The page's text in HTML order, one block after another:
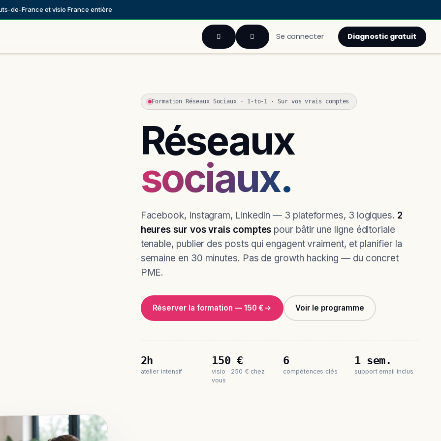
de-France et visio France entière
Se connecter Diagnostic gratuit
Formation Réseaux Sociaux · 1-to-1 · Sur vos vrais comptes
Réseaux
sociaux.
Facebook, Instagram, LinkedIn — 3 plateformes, 3 logiques. 2
heures sur vos vrais comptes pour bâtir une ligne éditoriale
tenable, publier des posts qui engagent vraiment, et planifier la
semaine en 30 minutes. Pas de growth hacking — du concret
PME.
Réserver la formation — 150 € Voir le programme
2h
atelier intensif
150 €
visio · 250 € chez
vous
6
compétences clés
1 sem.
support email inclus